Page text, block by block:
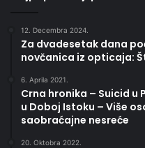
12. Decembra 2024.
Za dvadesetak dana
novčanica iz opticaja:
6. Aprila 2021.
Crna hronika – Suicid
u Doboj Istoku – Više
saobraćajne nesreće
20. Oktobra 2022.